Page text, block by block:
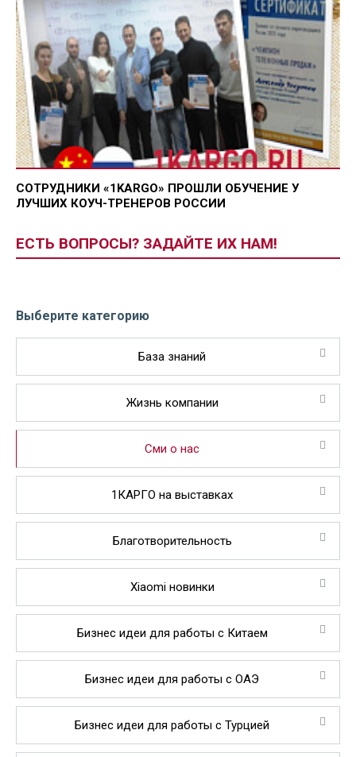
СОТРУДНИКИ «1KARGO» ПРОШЛИ ОБУЧЕНИЕ У
ЛУЧШИХ КОУЧ-ТРЕНЕРОВ РОССИИ
ЕСТЬ ВОПРОСЫ? ЗАДАЙТЕ ИХ НАМ!
Выберите категорию
База знаний
Жизнь компании
Сми о нас
1КАРГО на выставках
Благотворительность
Xiaomi новинки
Бизнес идеи для работы с Китаем
Бизнес идеи для работы с ОАЭ
Бизнес идеи для работы с Турцией